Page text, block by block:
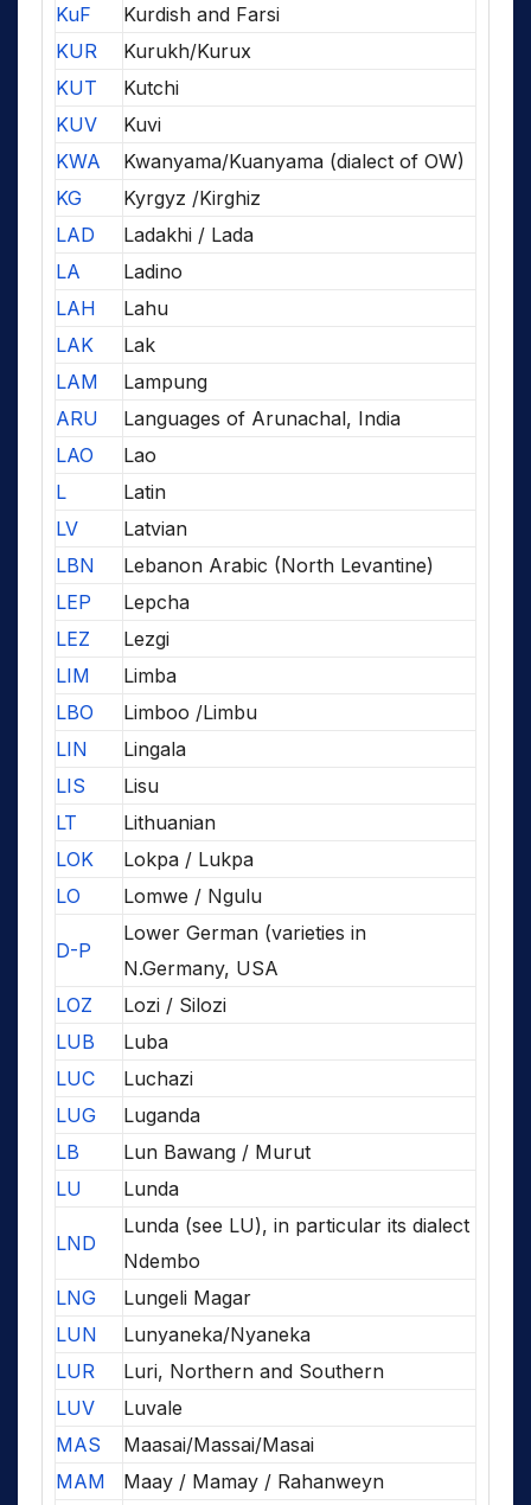
KuF
Kurdish and Farsi
KUR
Kurukh/Kurux
KUT
Kutchi
KUV
Kuvi
KWA
Kwanyama/Kuanyama (dialect of OW)
KG
Kyrgyz /Kirghiz
LAD
Ladakhi / Lada
LA
Ladino
LAH
Lahu
LAK
Lak
LAM
Lampung
ARU
Languages of Arunachal, India
LAO
Lao
L
Latin
LV
Latvian
LBN
Lebanon Arabic (North Levantine)
LEP
Lepcha
LEZ
Lezgi
LIM
Limba
LBO
Limboo /Limbu
LIN
Lingala
LIS
Lisu
LT
Lithuanian
LOK
Lokpa / Lukpa
LO
Lomwe / Ngulu
D-P
Lower German (varieties in
N.Germany, USA
LOZ
Lozi / Silozi
LUB
Luba
LUC
Luchazi
LUG
Luganda
LB
Lun Bawang / Murut
LU
Lunda
LND
Lunda (see LU), in particular its dialect
Ndembo
LNG
Lungeli Magar
LUN
Lunyaneka/Nyaneka
LUR
Luri, Northern and Southern
LUV
Luvale
MAS
Maasai/Massai/Masai
MAM
Maay / Mamay / Rahanweyn